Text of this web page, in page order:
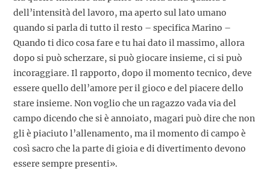
dell’intensità del lavoro, ma aperto sul lato umano
quando si parla di tutto il resto – specifica Marino –
Quando ti dico cosa fare e tu hai dato il massimo, allora
dopo si può scherzare, si può giocare insieme, ci si può
incoraggiare. Il rapporto, dopo il momento tecnico, deve
essere quello dell’amore per il gioco e del piacere dello
stare insieme. Non voglio che un ragazzo vada via del
campo dicendo che si è annoiato, magari può dire che non
gli è piaciuto l’allenamento, ma il momento di campo è
così sacro che la parte di gioia e di divertimento devono
essere sempre presenti».